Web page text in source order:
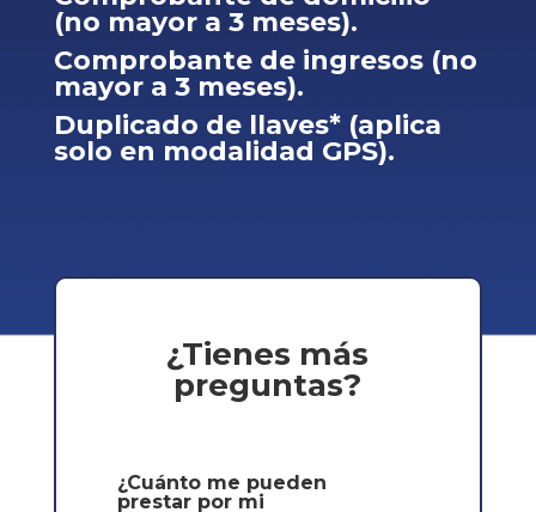
(no mayor a 3 meses).
Comprobante de ingresos (no
mayor a 3 meses).
Duplicado de llaves* (aplica
solo en modalidad GPS).
¿Tienes más
preguntas?
¿Cuánto me pueden
prestar por mi